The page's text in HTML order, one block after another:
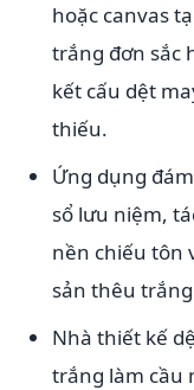
hoặc canvas
trắng đơn sắc
kết cấu dệt
thiếu.
Ứng dụng
sổ lưu niệm,
nền chiếu tôn
sản thêu
Nhà thiết kế
trắng làm cầu